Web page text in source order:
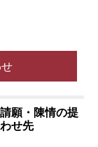
願・陳情の提
せ先